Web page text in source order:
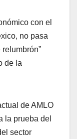
con el
no pasa
de la
de AMLO
la prueba del
sector